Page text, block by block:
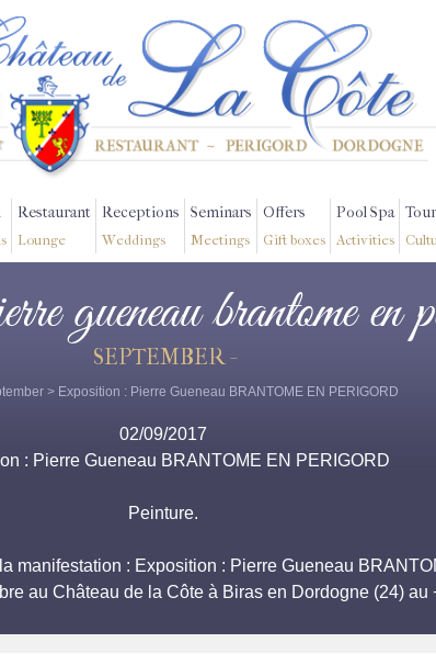
Restaurant
Lounge
Receptions
Weddings
Seminars
Meetings
Offers
Gift boxes
Pool Spa
Activities
gueneau brantome en
SEPTEMBER -
> Exposition : Pierre Gueneau BRANTOME EN PERIGORD
02/09/2017
: Pierre Gueneau BRANTOME EN PERIGORD
Peinture.
manifestation : Exposition : Pierre Gueneau
au Château de la Côte à Biras en Dordogne (24) au